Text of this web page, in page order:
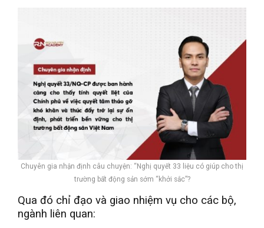
Chuyên gia nhận định câu chuyện: “Nghị quyết 33 liệu có giúp cho thị
trường bất động sản sớm “khởi sắc”?
Qua đó chỉ đạo và giao nhiệm vụ cho các bộ,
ngành liên quan: